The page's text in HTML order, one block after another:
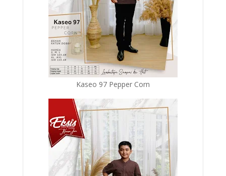
Kaseo 97 Pepper Corn